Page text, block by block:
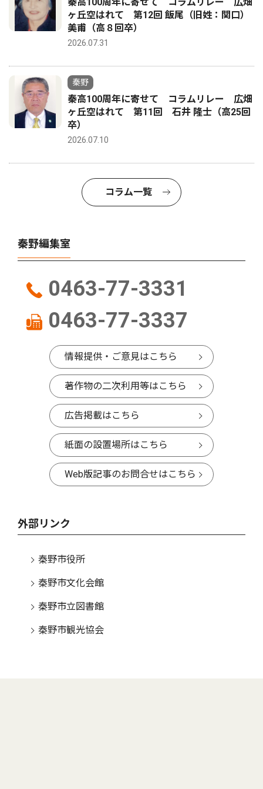
秦高100周年に寄せて コラムリレー 広畑
ヶ丘空はれて 第12回 飯尾（旧姓：関口）
美甫（高８回卒）
2026.07.31
秦野
秦高100周年に寄せて コラムリレー 広畑
ヶ丘空はれて 第11回 石井 隆士（高25回
卒）
2026.07.10
コラム一覧
秦野編集室
0463-77-3331
0463-77-3337
情報提供・ご意見はこちら
著作物の二次利用等はこちら
広告掲載はこちら
紙面の設置場所はこちら
Web版記事のお問合せはこちら
外部リンク
秦野市役所
秦野市文化会館
秦野市立図書館
秦野市観光協会